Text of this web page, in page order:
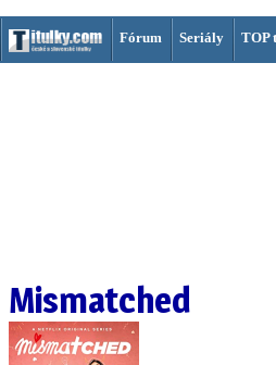
Fórum Seriály TOP
Mismatched